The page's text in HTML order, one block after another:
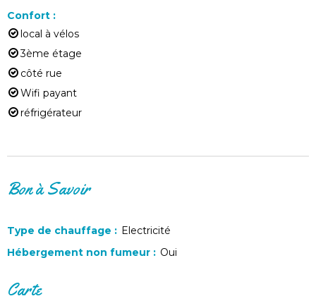
Confort :
local à vélos
3ème étage
côté rue
Wifi payant
réfrigérateur
Bon à Savoir
Type de chauffage : Electricité
Hébergement non fumeur : Oui
Carte